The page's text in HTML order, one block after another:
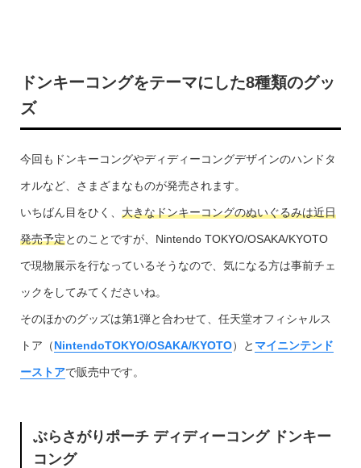
ドンキーコングをテーマにした8種類のグッ
ズ
今回もドンキーコングやディディーコングデザインのハンドタ
オルなど、さまざまなものが発売されます。
いちばん目をひく、 大きなドンキーコングのぬいぐるみは近日
発売予定とのことですが、Nintendo TOKYO/OSAKA/KYOTO
で現物展示を行なっているそうなので、気になる方は事前チェ
ックをしてみてくださいね。
そのほかのグッズは第1弾と合わせて、任天堂オフィシャルス
トア（NintendoTOKYO/OSAKA/KYOTO）と マイニンテンド
ーストアで販売中です。
ぶらさがりポーチ ディディーコング ドンキー
コング